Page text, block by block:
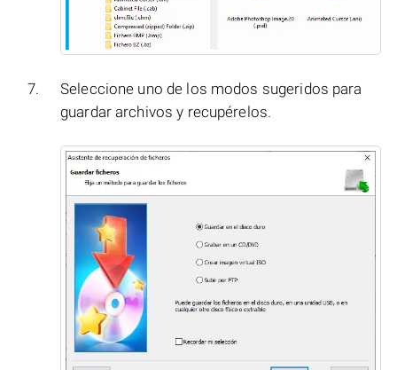
Seleccione uno de los modos sugeridos para
guardar archivos y recupérelos.